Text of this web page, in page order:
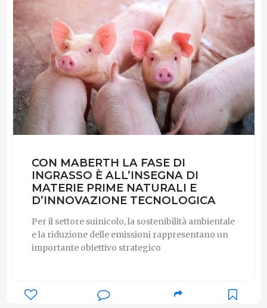
CON MABERTH LA FASE DI
INGRASSO È ALL’INSEGNA DI
MATERIE PRIME NATURALI E
D’INNOVAZIONE TECNOLOGICA
Per il settore suinicolo, la sostenibilità ambientale
e la riduzione delle emissioni rappresentano un
importante obiettivo strategico